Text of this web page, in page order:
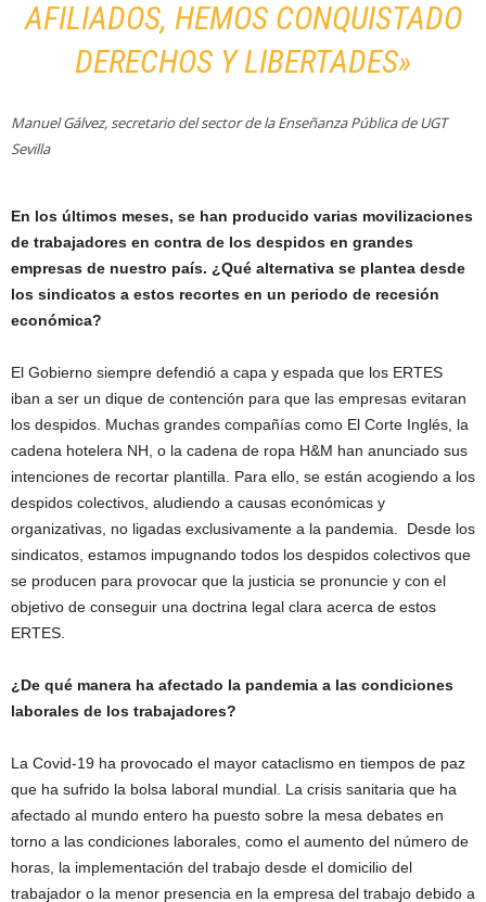
AFILIADOS, HEMOS CONQUISTADO
DERECHOS Y LIBERTADES»
Manuel Gálvez, secretario del sector de la Enseñanza Pública de UGT
Sevilla
En los últimos meses, se han producido varias movilizaciones
de trabajadores en contra de los despidos en grandes
empresas de nuestro país. ¿Qué alternativa se plantea desde
los sindicatos a estos recortes en un periodo de recesión
económica?
El Gobierno siempre defendió a capa y espada que los ERTES
iban a ser un dique de contención para que las empresas evitaran
los despidos. Muchas grandes compañías como El Corte Inglés, la
cadena hotelera NH, o la cadena de ropa H&M han anunciado sus
intenciones de recortar plantilla. Para ello, se están acogiendo a los
despidos colectivos, aludiendo a causas económicas y
organizativas, no ligadas exclusivamente a la pandemia. Desde los
sindicatos, estamos impugnando todos los despidos colectivos que
se producen para provocar que la justicia se pronuncie y con el
objetivo de conseguir una doctrina legal clara acerca de estos
ERTES.
¿De qué manera ha afectado la pandemia a las condiciones
laborales de los trabajadores?
La Covid-19 ha provocado el mayor cataclismo en tiempos de paz
que ha sufrido la bolsa laboral mundial. La crisis sanitaria que ha
afectado al mundo entero ha puesto sobre la mesa debates en
torno a las condiciones laborales, como el aumento del número de
horas, la implementación del trabajo desde el domicilio del
trabajador o la menor presencia en la empresa del trabajo debido a